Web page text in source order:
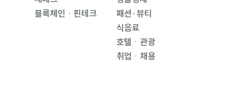
블록체인ㆍ핀테크
패션·뷰티
식음료
호텔ㆍ관광
취업ㆍ채용